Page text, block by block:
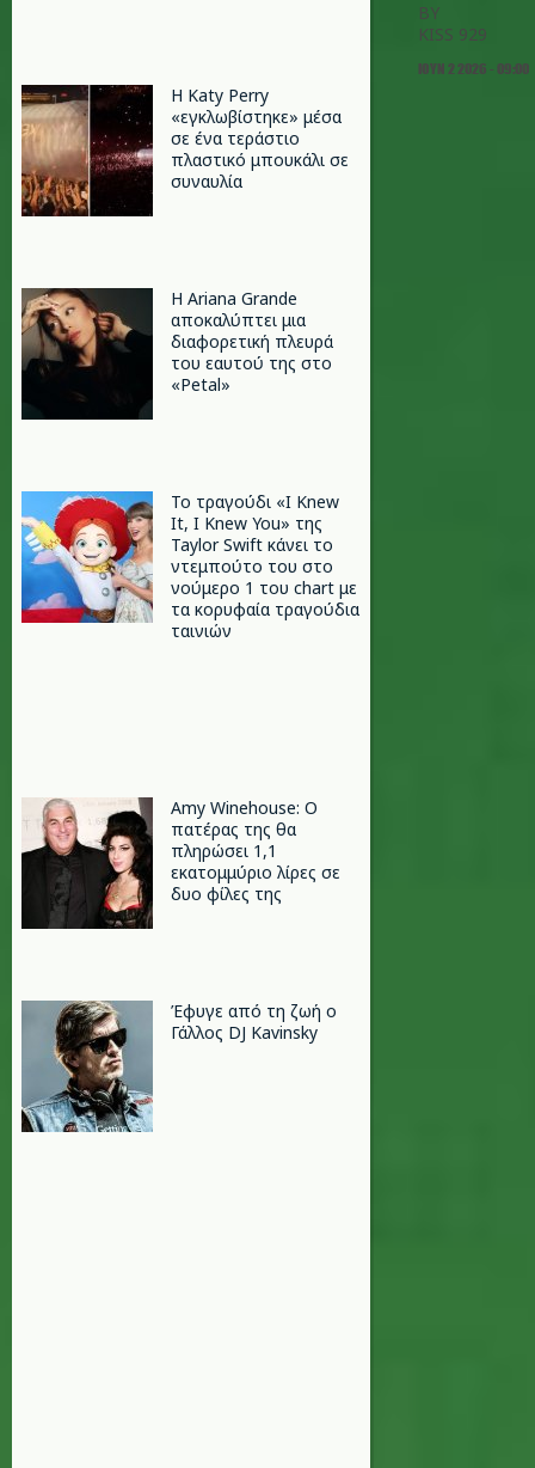
H Katy Perry
«εγκλωβίστηκε» μέσα
σε ένα τεράστιο
πλαστικό μπουκάλι σε
συναυλία
Η Ariana Grande
αποκαλύπτει μια
διαφορετική πλευρά
του εαυτού της στο
«Petal»
Το τραγούδι «I Knew
It, I Knew You» της
Taylor Swift κάνει το
ντεμπούτο του στο
νούμερο 1 του chart με
τα κορυφαία τραγούδια
ταινιών
Amy Winehouse: Ο
πατέρας της θα
πληρώσει 1,1
εκατομμύριο λίρες σε
δυο φίλες της
Έφυγε από τη ζωή ο
Γάλλος DJ Kavinsky
BY
KISS 929
ΙΟΥΝ 2 2026 - 09:00